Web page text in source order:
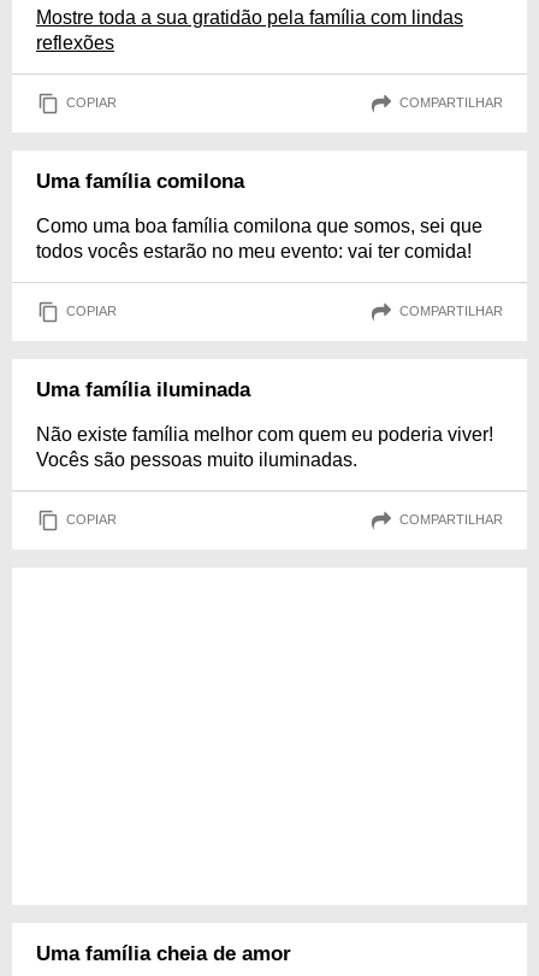
Mostre toda a sua gratidão pela família com lindas
reflexões
COPIAR COMPARTILHAR
Uma família comilona
Como uma boa família comilona que somos, sei que
todos vocês estarão no meu evento: vai ter comida!
COPIAR COMPARTILHAR
Uma família iluminada
Não existe família melhor com quem eu poderia viver!
Vocês são pessoas muito iluminadas.
COPIAR COMPARTILHAR
Uma família cheia de amor